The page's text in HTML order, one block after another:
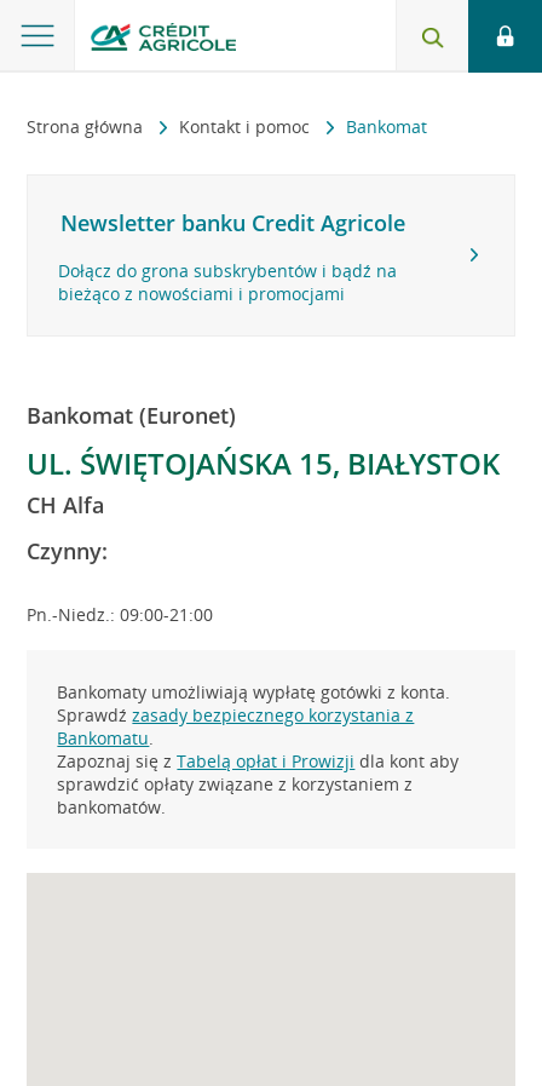
Strona główna Kontakt i pomoc Bankomat
Newsletter banku Credit Agricole
Dołącz do grona subskrybentów i bądź na
bieżąco z nowościami i promocjami
Bankomat (Euronet)
UL. ŚWIĘTOJAŃSKA 15, BIAŁYSTOK
CH Alfa
Czynny:
Pn.-Niedz.: 09:00-21:00
Bankomaty umożliwiają wypłatę gotówki z konta.
Sprawdźzasady bezpiecznego korzystania z
Bankomatu.
Zapoznaj się zTabelą opłat i Prowizji dla kont aby
sprawdzić opłaty związane z korzystaniem z
bankomatów.